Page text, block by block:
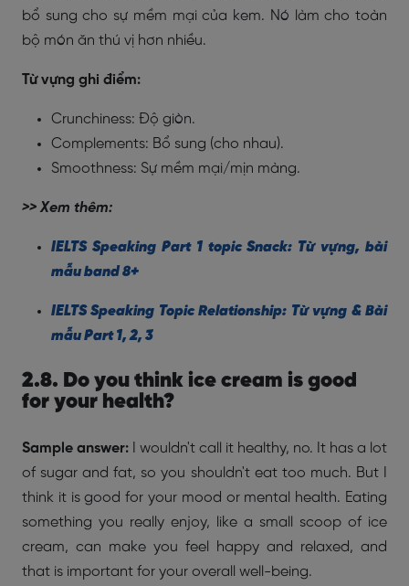
bổ sung cho sự mềm mại của kem. Nó làm cho toàn
bộ món ăn thú vị hơn nhiều.
Từ vựng ghi điểm:
Crunchiness: Độ giòn.
Complements: Bổ sung (cho nhau).
Smoothness: Sự mềm mại/mịn màng.
>> Xem thêm:
IELTS Speaking Part 1 topic Snack: Từ vựng, bài
mẫu band 8+
IELTS Speaking Topic Relationship: Từ vựng & Bài
mẫu Part 1, 2, 3
2.8. Do you think ice cream is good
for your health?
Sample answer: I wouldn't call it healthy, no. It has a lot
of sugar and fat, so you shouldn't eat too much. But I
think it is good for your mood or mental health. Eating
something you really enjoy, like a small scoop of ice
cream, can make you feel happy and relaxed, and
that is important for your overall well-being.